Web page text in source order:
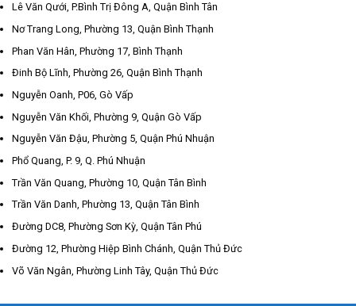
Lê Văn Qưới, P.Bình Trị Đông A, Quận Bình Tân
Nơ Trang Long, Phường 13, Quận Bình Thạnh
Phan Văn Hân, Phường 17, Bình Thạnh
Đinh Bộ Lĩnh, Phường 26, Quận Bình Thạnh
Nguyễn Oanh, P06, Gò Vấp
Nguyễn Văn Khối, Phường 9, Quận Gò Vấp
Nguyễn Văn Đậu, Phường 5, Quận Phú Nhuận
Phổ Quang, P. 9, Q. Phú Nhuận
Trần Văn Quang, Phường 10, Quận Tân Bình
Trần Văn Danh, Phường 13, Quận Tân Bình
Đường DC8, Phường Sơn Kỳ, Quận Tân Phú
Đường 12, Phường Hiệp Bình Chánh, Quận Thủ Đức
Võ Văn Ngân, Phường Linh Tây, Quận Thủ Đức